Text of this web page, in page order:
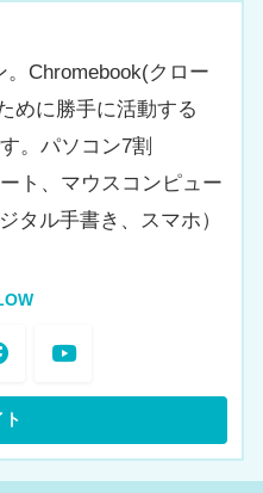
Chromebook(クロー
めに勝手に活動する
。パソコン7割
ト、マウスコンピュー
タル手書き、スマホ）